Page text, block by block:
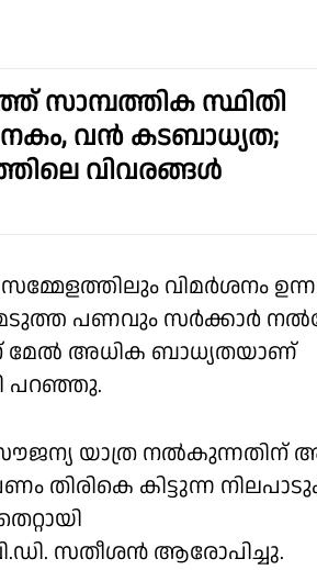
സാമ്പത്തിക സ്ഥിതി
വൻ കടബാധ്യത;
വിവരങ്ങൾ
വിമർശനം
പണവും സർക്കാർ
മേൽ അധിക ബാധ്യതയാണ്
പറഞ്ഞു.
യാത്ര നൽകുന്നതിന്
തിരികെ കിട്ടുന്ന
സതീശൻ ആരോപിച്ചു.